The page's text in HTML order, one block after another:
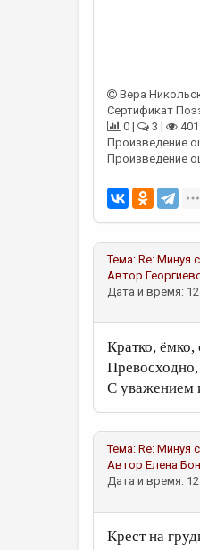
Вера
Сертификат
0 |
3 |
Произведение
Произведение
Тема: Re: Минуя
Автор
Дата и время:
Кратко,
С уважением
Тема: Re: Минуя
Автор Елена
Дата и время:
Крест на